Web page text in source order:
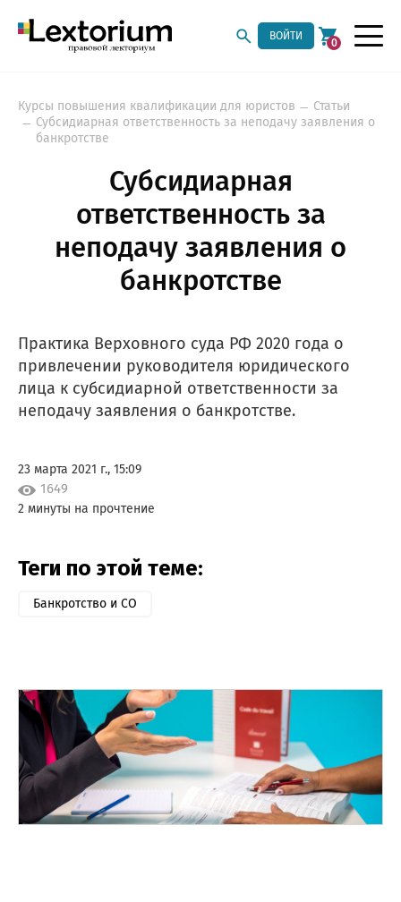
ВОЙТИ
0
Курсы повышения квалификации для юристов
Статьи
Субсидиарная ответственность за неподачу заявления о
банкротстве
Субсидиарная
ответственность за
неподачу заявления о
банкротстве
Практика Верховного суда РФ 2020 года о
привлечении руководителя юридического
лица к субсидиарной ответственности за
неподачу заявления о банкротстве.
23 марта 2021 г., 15:09
1649
2 минуты на прочтение
Теги по этой теме:
Банкротство и СО